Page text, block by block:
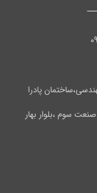
پادرا
سوم ،بلوار بهار